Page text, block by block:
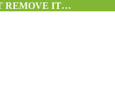
REMOVE IT…